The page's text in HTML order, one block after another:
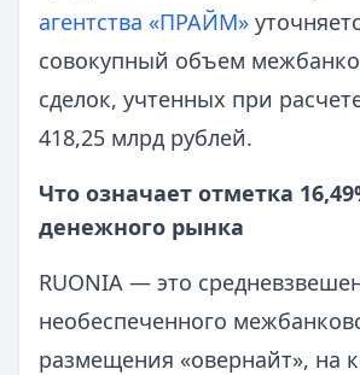
агентства «ПРАЙМ»
совокупный объем
сделок, учтенных при
418,25 млрд рублей.
Что означает отметка
денежного рынка
RUONIA — это
необеспеченного
размещения «овернайт», на